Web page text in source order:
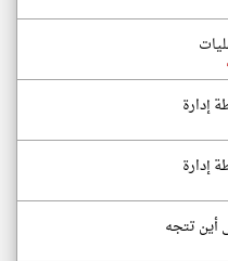
مع خطة إدارة
مع خطة إدارة
أين تتجه